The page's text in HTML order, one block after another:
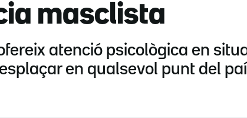
masclista
atenció psicològica en
en qualsevol punt del